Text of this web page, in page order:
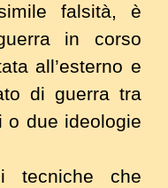
falsità, è
in corso
all’esterno e
di guerra tra
o due ideologie
che